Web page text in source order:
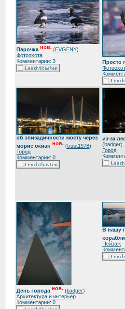
Парочка нов. (EVGENY)
Фотоохота
Комментарии: 3
Просто
об эпизадичности мосту через
морие окиан нов. (trust1978)
Город
Комментарии: 0
из-за
(badger)
Город
День города нов. (badger)
Архитектура и интерьер
Комментарии: 0
В нашу
корабли
Пейзаж